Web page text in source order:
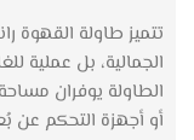
تتميز طاولة القهوة
الجمالية، بل عملية
الطاولة يوفران
أو أجهزة التحكم عن